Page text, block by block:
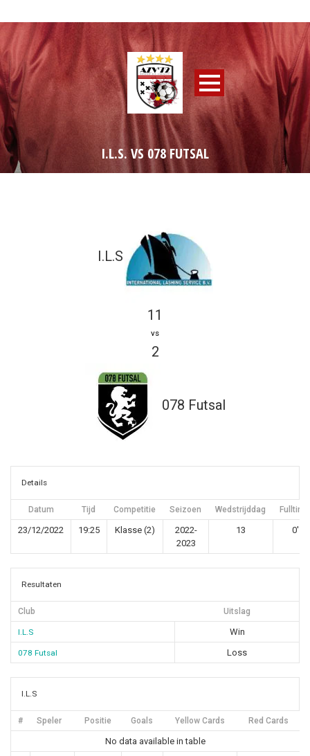
I.L.S. VS 078 FUTSAL
I.L.S
11
vs
2
078 Futsal
Details
Datum Tijd Competitie Seizoen Wedstrijddag Fulltime
23/12/2022 19:25 Klasse (2)
2022-
2023
13 0'
Resultaten
Club Uitslag
I.L.S Win
078 Futsal Loss
I.L.S
# Speler Positie Goals Yellow Cards Red Cards
No data available in table